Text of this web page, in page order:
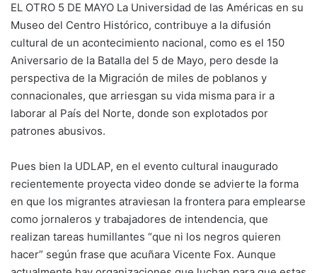
EL OTRO 5 DE MAYO La Universidad de las Américas en su
Museo del Centro Histórico, contribuye a la difusión
cultural de un acontecimiento nacional, como es el 150
Aniversario de la Batalla del 5 de Mayo, pero desde la
perspectiva de la Migración de miles de poblanos y
connacionales, que arriesgan su vida misma para ir a
laborar al País del Norte, donde son explotados por
patrones abusivos.
Pues bien la UDLAP, en el evento cultural inaugurado
recientemente proyecta video donde se advierte la forma
en que los migrantes atraviesan la frontera para emplearse
como jornaleros y trabajadores de intendencia, que
realizan tareas humillantes “que ni los negros quieren
hacer” según frase que acuñara Vicente Fox. Aunque